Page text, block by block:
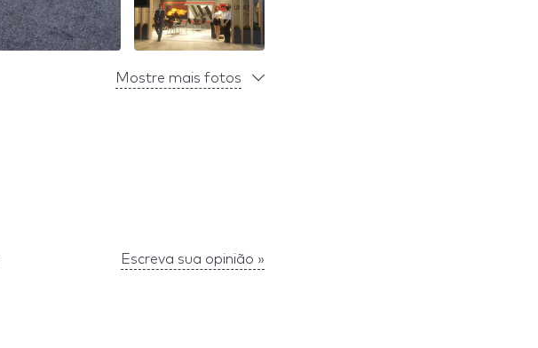
Mostre mais fotos
Escreva sua opinião »